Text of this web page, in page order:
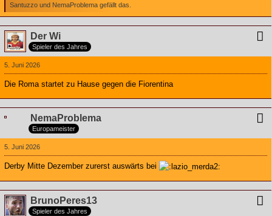
Santuzzo und NemaProblema gefällt das.
Der Wi
Spieler des Jahres
5. Juni 2026
Die Roma startet zu Hause gegen die Fiorentina
NemaProblema
Europameister
5. Juni 2026
Derby Mitte Dezember zurerst auswärts bei
BrunoPeres13
Spieler des Jahres